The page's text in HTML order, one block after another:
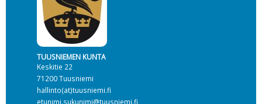
TUUSNIEMEN KUNTA
Keskitie 22
71200 Tuusniemi
hallinto(at)tuusniemi.fi
etunimi.sukunimi@tuusniemi.fi